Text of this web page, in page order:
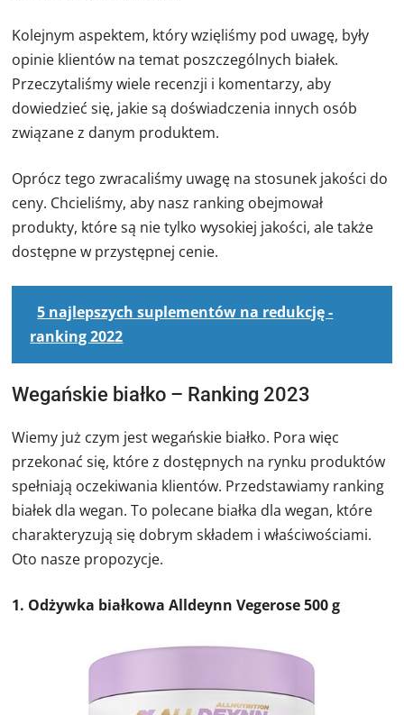
Kolejnym aspektem, który wzięliśmy pod uwagę, były
opinie klientów na temat poszczególnych białek.
Przeczytaliśmy wiele recenzji i komentarzy, aby
dowiedzieć się, jakie są doświadczenia innych osób
związane z danym produktem.
Oprócz tego zwracaliśmy uwagę na stosunek jakości do
ceny. Chcieliśmy, aby nasz ranking obejmował
produkty, które są nie tylko wysokiej jakości, ale także
dostępne w przystępnej cenie.
5 najlepszych suplementów na redukcję -
ranking 2022
Wegańskie białko – Ranking 2023
Wiemy już czym jest wegańskie białko. Pora więc
przekonać się, które z dostępnych na rynku produktów
spełniają oczekiwania klientów. Przedstawiamy ranking
białek dla wegan. To polecane białka dla wegan, które
charakteryzują się dobrym składem i właściwościami.
Oto nasze propozycje.
1. Odżywka białkowa Alldeynn Vegerose 500 g